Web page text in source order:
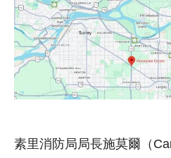
素里消防局局長施莫爾（